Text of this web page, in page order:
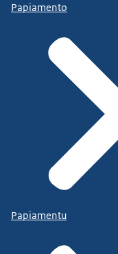
Papiamento
Papiamentu